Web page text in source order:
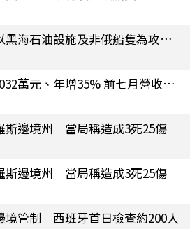
彭博：烏克蘭承諾不以黑海石油設施及非俄船隻為攻擊目標
騰雲科技營收／7月9,032萬元、年增35% 前七月營收年增47%
斯邊境州 當局稱造成3死25傷
斯邊境州 當局稱造成3死25傷
境管制 西班牙首日檢查約200人